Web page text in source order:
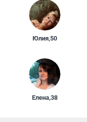
Юлия,50
Елена,38